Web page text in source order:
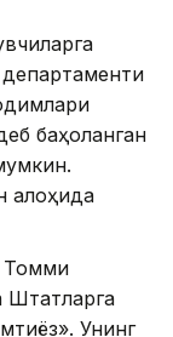
баҳоланган
алоҳида
Томми
Штатларга
Унинг